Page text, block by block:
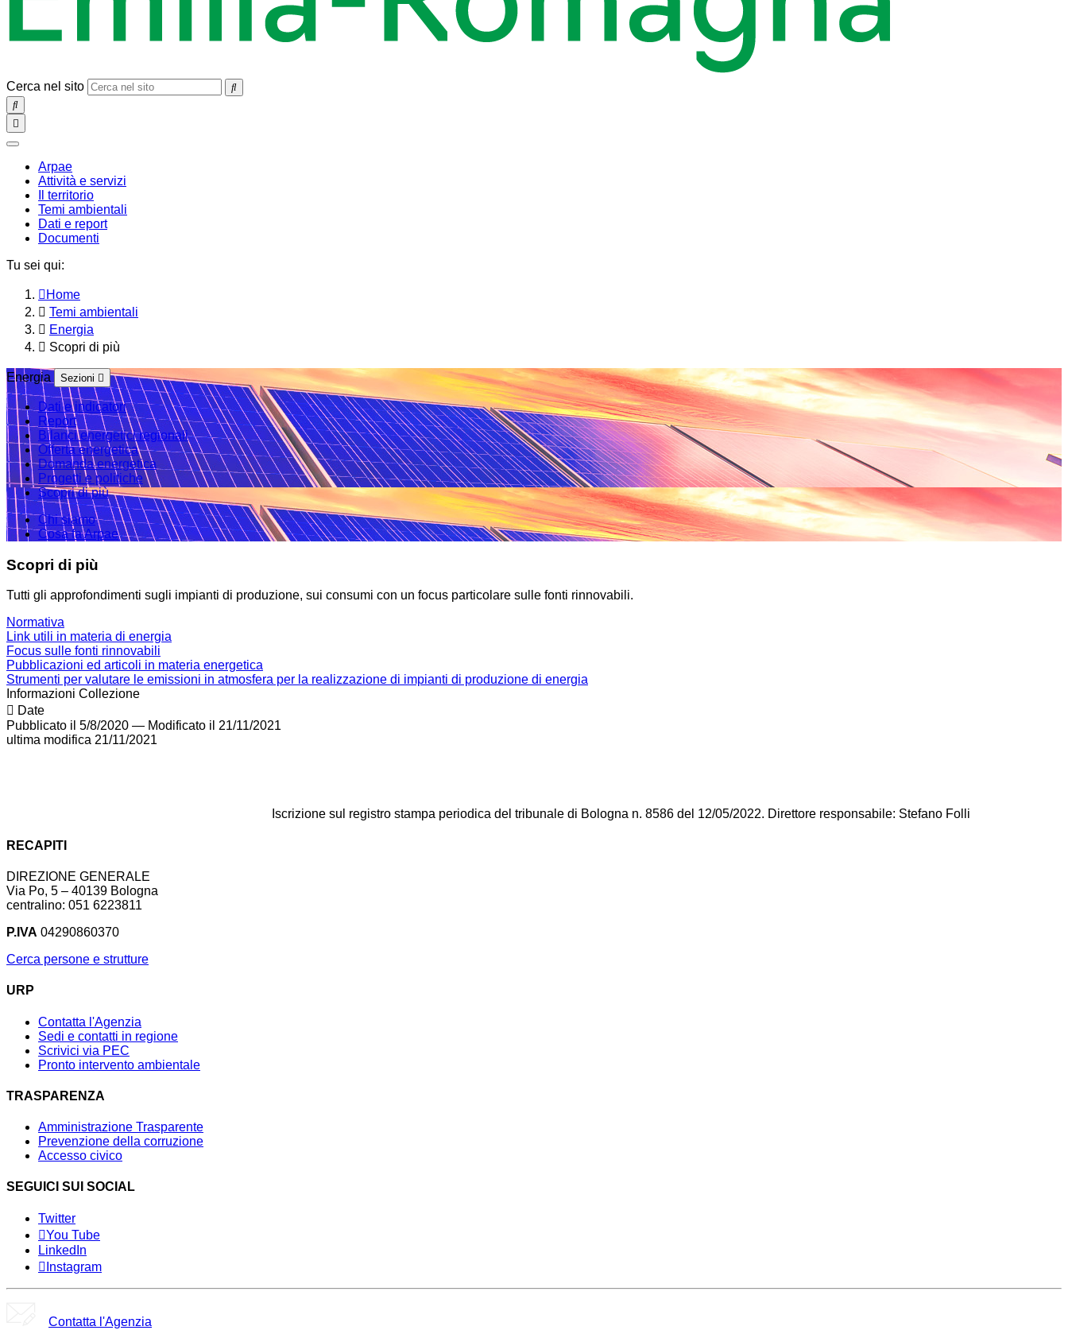
Cerca nel sito
SEARCH
Toggle
navigation
chiudi
Arpae
Attività e servizi
Il territorio
Temi ambientali
Dati e report
Documenti
Tu sei qui:
Home
Temi ambientali
Energia
Scopri di più
Energia Sezioni
Dati e indicatori
Report
Bilanci energetici regionali
Offerta energetica
Domanda energetica
Progetti e politiche
Scopri di più
Chi siamo
Cosa fa Arpae
Scopri di più
Tutti gli approfondimenti sugli impianti di produzione, sui consumi con un focus particolare sulle fonti rinnovabili.
Normativa
Link utili in materia di energia
Focus sulle fonti rinnovabili
Pubblicazioni ed articoli in materia energetica
Strumenti per valutare le emissioni in atmosfera per la realizzazione di impianti di produzione di energia
Informazioni Collezione
Date
Pubblicato il 5/8/2020 — Modificato il 21/11/2021
ultima modifica 21/11/2021
Iscrizione sul registro stampa periodica del tribunale di Bologna n. 8586 del 12/05/2022. Direttore responsabile: Stefano Folli
RECAPITI
DIREZIONE GENERALE
Via Po, 5 – 40139 Bologna
centralino: 051 6223811
P.IVA 04290860370
Cerca persone e strutture
URP
Contatta l'Agenzia
Sedi e contatti in regione
Scrivici via PEC
Pronto intervento ambientale
TRASPARENZA
Amministrazione Trasparente
Prevenzione della corruzione
Accesso civico
SEGUICI SUI SOCIAL
Twitter
You Tube
LinkedIn
Instagram
Contatta l'Agenzia